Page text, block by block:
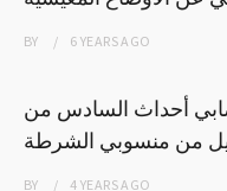
BY 6 YEARSAGO
أحداث السادس من
من منسوبي الشرطة
BY 4 YEARSAGO